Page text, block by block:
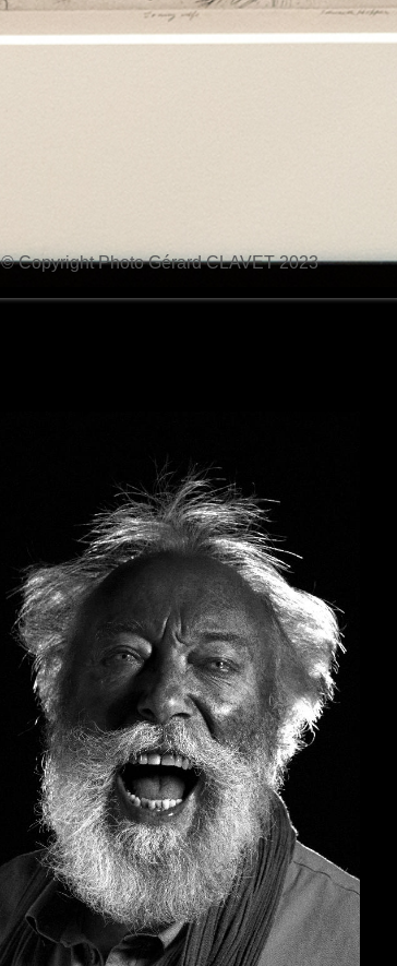
© Copyright Photo Gérard CLAVET 2023